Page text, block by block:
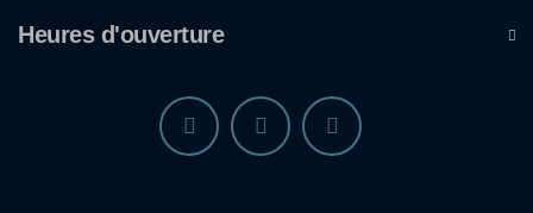
Heures d'ouverture